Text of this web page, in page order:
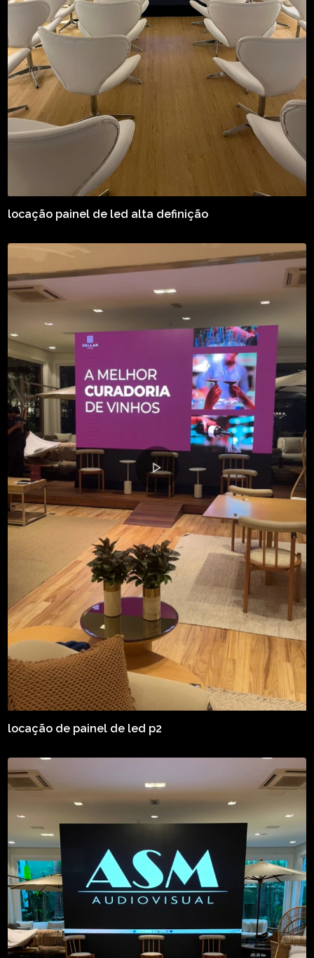
locação painel de led alta definição
locação de painel de led p2